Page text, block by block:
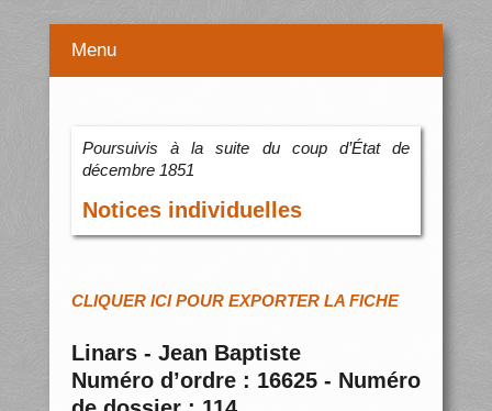
Menu
Poursuivis à la suite du coup d’État de
décembre 1851
Notices individuelles
CLIQUER ICI POUR EXPORTER LA FICHE
Linars - Jean Baptiste
Numéro d’ordre : 16625 - Numéro